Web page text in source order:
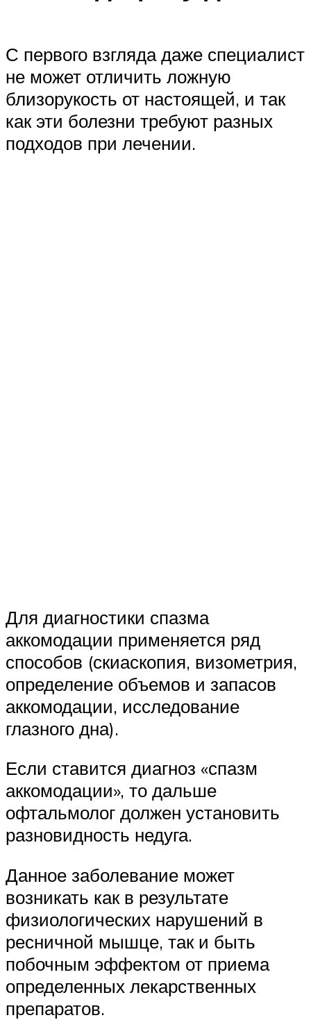
С первого взгляда даже специалист
не может отличить ложную
близорукость от настоящей, и так
как эти болезни требуют разных
подходов при лечении.
Для диагностики спазма
аккомодации применяется ряд
способов (скиаскопия, визометрия,
определение объемов и запасов
аккомодации, исследование
глазного дна).
Если ставится диагноз «спазм
аккомодации», то дальше
офтальмолог должен установить
разновидность недуга.
Данное заболевание может
возникать как в результате
физиологических нарушений в
ресничной мышце, так и быть
побочным эффектом от приема
определенных лекарственных
препаратов.